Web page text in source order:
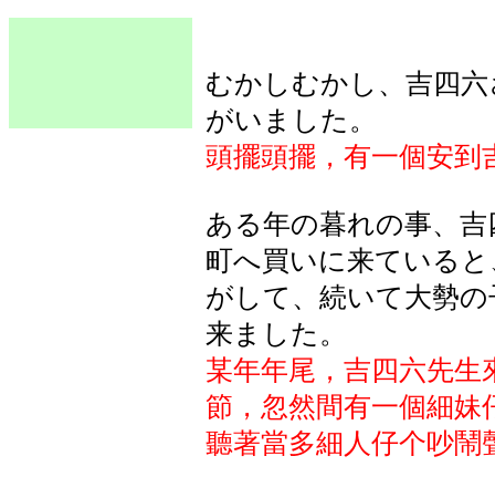
むかしむかし、吉四
がいました。
頭擺頭擺，有一個安到
ある年の暮れの事、吉
町 へ買いに来ていると
がして 、続いて大勢の
来 ました 。
某年年尾，吉四六先生
節，忽然間有一個細妹
聽著當多細人仔个吵鬧